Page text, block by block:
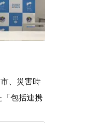
、災害時
「包括連携